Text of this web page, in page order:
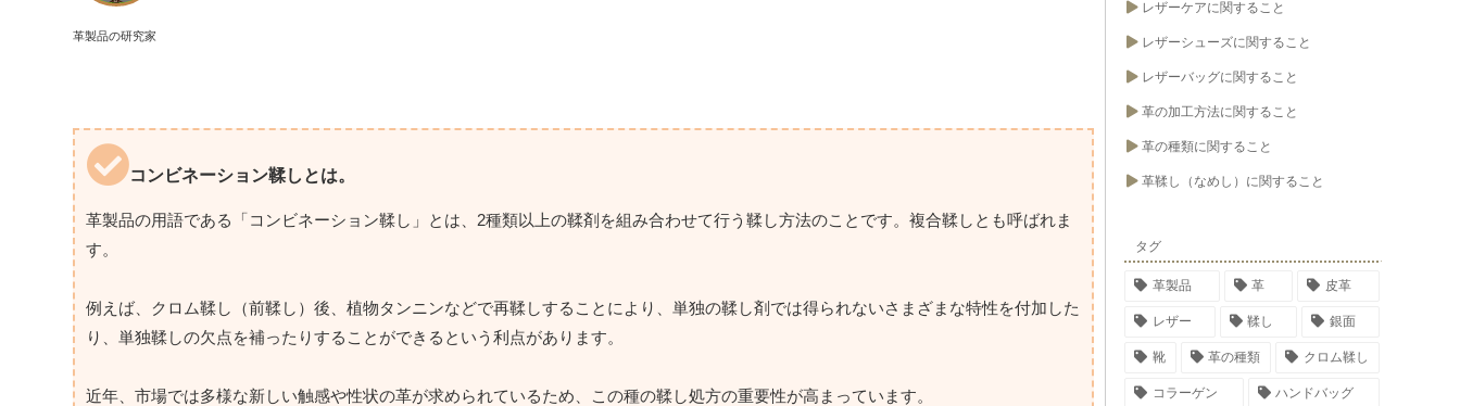
革製品の研究家
コンビネーション鞣しとは。
革製品の用語である「コンビネーション鞣し」とは、2種類以上の鞣剤を組み合わせて行う鞣し方法のことです。複合鞣しとも呼ばれま
す。
例えば、クロム鞣し（前鞣し）後、植物タンニンなどで再鞣しすることにより、単独の鞣し剤では得られないさまざまな特性を付加した
り、単独鞣しの欠点を補ったりすることができるという利点があります。
近年、市場では多様な新しい触感や性状の革が求められているため、この種の鞣し処方の重要性が高まっています。
レザーケアに関すること
レザーシューズに関すること
レザーバッグに関すること
革の加工方法に関すること
革の種類に関すること
革鞣し（なめし）に関すること
タグ
革製品 革 皮革
レザー 鞣し 銀面
靴 革の種類 クロム鞣し
コラーゲン ハンドバッグ